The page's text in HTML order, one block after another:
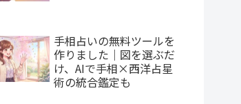
手相占いの無料ツールを
作りました｜図を選ぶだ
け、AIで手相×西洋占星
術の統合鑑定も